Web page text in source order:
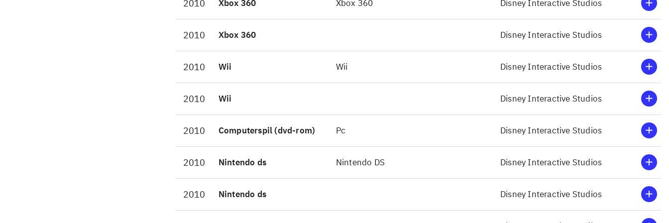
versionen.
Et rigtigt godt og
varieret
tegnefilmfigurer. Et
2010 Xbox 360 Xbox 360 Disney Interactive Studios
2010 Xbox 360 Disney Interactive Studios
2010 Wii Wii Disney Interactive Studios
2010 Wii Disney Interactive Studios
2010 Computerspil (dvd-rom) Pc Disney Interactive Studios
2010 Nintendo ds Nintendo DS Disney Interactive Studios
2010 Nintendo ds Disney Interactive Studios